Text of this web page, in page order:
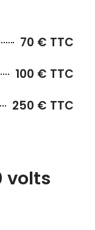
70 € TTC
100 € TTC
250 € TTC
volts